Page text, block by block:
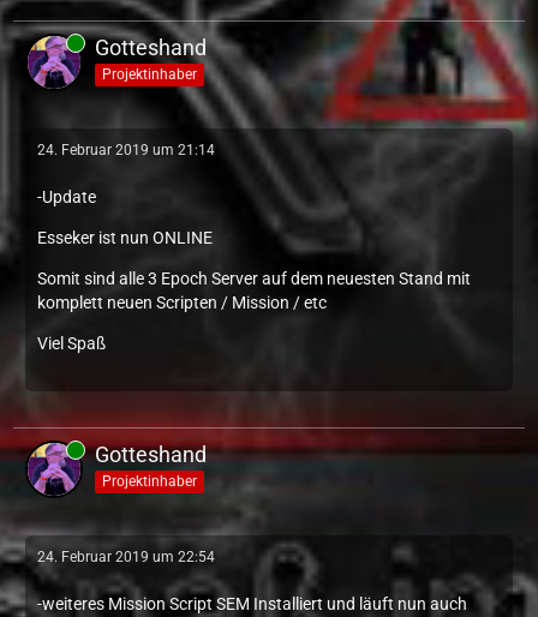
Gotteshand
Projektinhaber
24. Februar 2019 um 21:14
-Update
Esseker ist nun ONLINE
Somit sind alle 3 Epoch Server auf dem neuesten Stand mit
komplett neuen Scripten / Mission / etc
Viel Spaß
Gotteshand
Projektinhaber
24. Februar 2019 um 22:54
-weiteres Mission Script SEM Installiert und läuft nun auch